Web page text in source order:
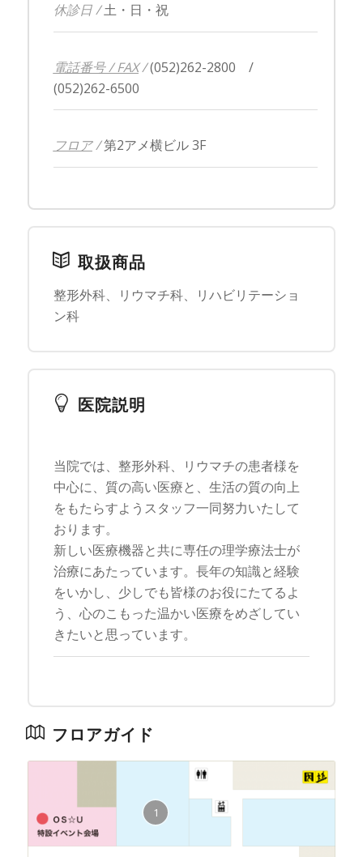
休診日 /土・日・祝
電話番号 / FAX/(052)262-2800 /
(052)262-6500
フロア/第2アメ横ビル 3F
取扱商品
整形外科、リウマチ科、リハビリテーショ
ン科
医院説明
当院では、整形外科、リウマチの患者様を
中心に、質の高い医療と、生活の質の向上
をもたらすようスタッフ一同努力いたして
おります。
新しい医療機器と共に専任の理学療法士が
治療にあたっています。長年の知識と経験
をいかし、少しでも皆様のお役にたてるよ
う、心のこもった温かい医療をめざしてい
きたいと思っています。
フロアガイド
1